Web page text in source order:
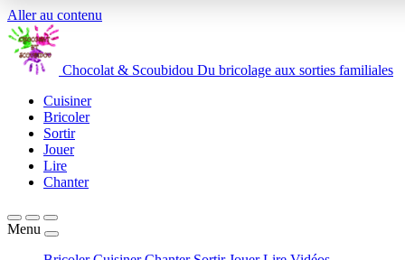
Aller au contenu
Chocolat & Scoubidou Du bricolage aux sorties familiales
Cuisiner
Bricoler
Sortir
Jouer
Lire
Chanter
Menu